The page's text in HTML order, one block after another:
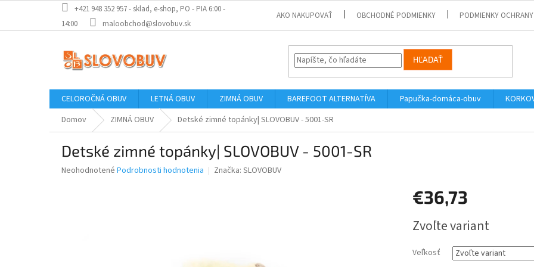
obsah
+421 948 352 957 - sklad, e-shop, PO - PIA 6:00 -
14:00
maloobchod@slovobuv.sk
AKO NAKUPOVAŤ OBCHODNÉ PODMIENKY PODMIENKY OCHRANY
HĽADAŤ
CELOROČNÁ OBUV LETNÁ OBUV ZIMNÁ OBUV BAREFOOT ALTERNATÍVA Papučka-domáca-obuv
Domov
ZIMNÁ OBUV Detské zimné topánky| SLOVOBUV - 5001-SR
Detské zimné topánky| SLOVOBUV - 5001-SR
Priemerné
Neohodnotené Podrobnosti hodnotenia Značka: SLOVOBUV
€36,73
cena:
Zvoľte variant
Veľkosť